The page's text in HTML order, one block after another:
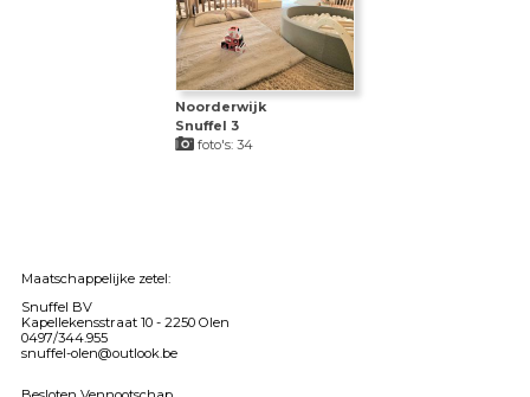
Noorderwijk
Snuffel 3
foto's: 34
Maatschappelijke zetel:
Snuffel BV
Kapellekensstraat 10 - 2250 Olen
0497/344.955
snuffel-olen@outlook.be